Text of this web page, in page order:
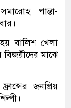
সমারোহ—পান্তা-
বালিশ খেলা
মাঝে
জনপ্রিয়